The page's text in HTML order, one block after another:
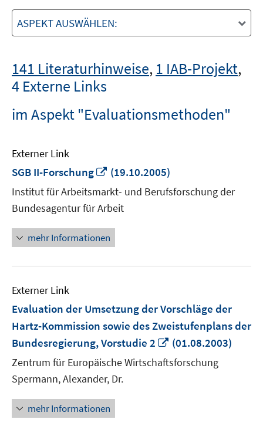
ASPEKT AUSWÄHLEN:
141 Literaturhinweise, 1 IAB-Projekt,
4 Externe Links
im Aspekt "Evaluationsmethoden"
Externer Link
SGB II-Forschung
In
neuem
Fenster
öffnen
(19.10.2005)
Institut für Arbeitsmarkt- und Berufsforschung der
Bundesagentur für Arbeit
mehr Informationen
Externer Link
Evaluation der Umsetzung der Vorschläge der
Hartz-Kommission sowie des Zweistufenplans der
Bundesregierung, Vorstudie 2
In
neuem
Fenster
(01.08.2003)
Zentrum für Europäische Wirtschaftsforschung
Spermann, Alexander, Dr.
mehr Informationen